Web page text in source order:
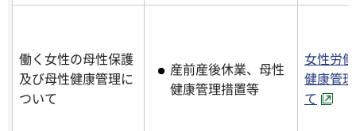
働く女性の母性保護
及び母性健康管理に
ついて
産前産後休業、母性
健康管理措置等
女性労
健康管
て